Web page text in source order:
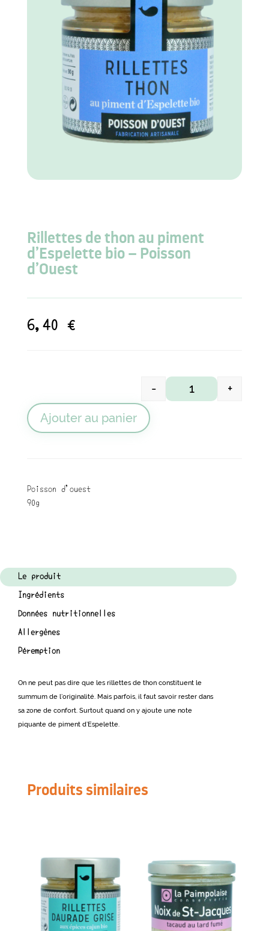
Rillettes de thon au piment
d’Espelette bio – Poisson
d’Ouest
6,40 €
quantité de
- +
Ajouter au panier
Poisson d'ouest
90g
Le produit
Ingrédients
Données nutritionnelles
Allergènes
Péremption
On ne peut pas dire que les rillettes de thon constituent le
summum de l’originalité. Mais parfois, il faut savoir rester dans
sa zone de confort. Surtout quand on y ajoute une note
piquante de piment d’Espelette.
Produits similaires